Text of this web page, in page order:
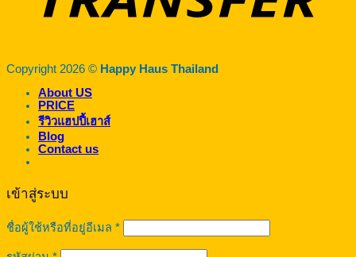
Copyright 2026 © Happy Haus Thailand
About US
PRICE
รีวิวแฮปปี้เฮาส์
Blog
Contact us
เข้าสู่ระบบ
ชื่อผู้ใช้หรือที่อยู่อีเมล *ต้องการ